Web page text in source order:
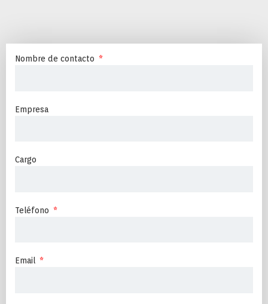
Nombre de contacto
Empresa
Cargo
Teléfono
Email